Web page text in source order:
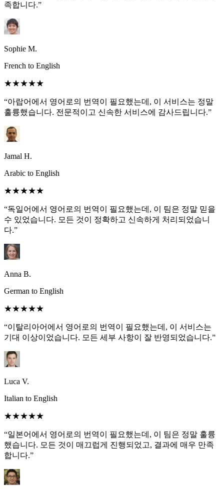
족합니다.”
Sophie M.
French to English
★★★★★
“아랍어에서 영어로의 번역이 필요했는데, 이 서비스는 정말
훌륭했습니다. 전문적이고 신속한 서비스에 감사드립니다.”
Jamal H.
Arabic to English
★★★★★
“독일어에서 영어로의 번역이 필요했는데, 이 팀은 정말 믿을
수 있었습니다. 모든 것이 정확하고 신속하게 처리되었습니
다.”
Anna B.
German to English
★★★★★
“이탈리아어에서 영어로의 번역이 필요했는데, 이 서비스는
기대 이상이었습니다. 모든 세부 사항이 잘 반영되었습니다.”
Luca V.
Italian to English
★★★★★
“일본어에서 영어로의 번역이 필요했는데, 이 팀은 정말 훌륭
했습니다. 모든 것이 매끄럽게 진행되었고, 결과에 매우 만족
합니다.”